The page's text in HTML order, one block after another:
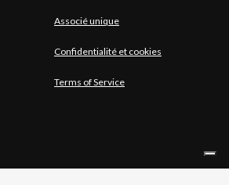
Associé unique
Confidentialité et cookies
Terms of Service